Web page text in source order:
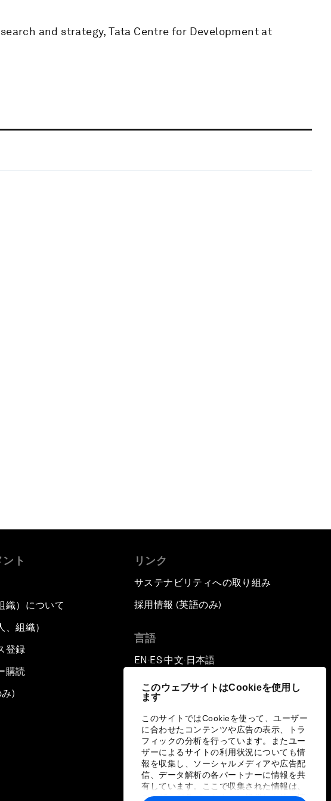
このウェブサイトはCookieを使用し
ます
このサイトではCookieを使って、ユーザー
に合わせたコンテンツや広告の表示、トラ
フィックの分析を行っています。またユー
ザーによるサイトの利用状況についても情
報を収集し、ソーシャルメディアや広告配
信、データ解析の各パートナーに情報を共
有しています。ここで収集された情報は、
ユーザーが各パートナーに提供した他の情
and strategy, Tata Centre for Development at
ト
織）について
組織）
登録
購読
)
リンク
サステナビリティへの取り組み
採用情報 (英語のみ)
言語
EN ▪ ES▪中文▪ 日本語